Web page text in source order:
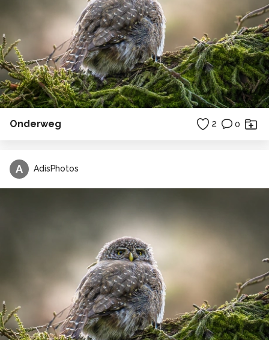
Onderweg 2 0
A AdisPhotos